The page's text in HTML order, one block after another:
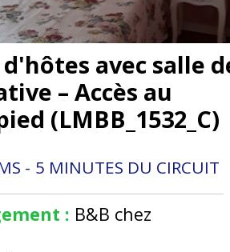
avec salle
– Accès au
(LMBB_1532_C)
5 MINUTES DU CIRCUIT
: B&B chez